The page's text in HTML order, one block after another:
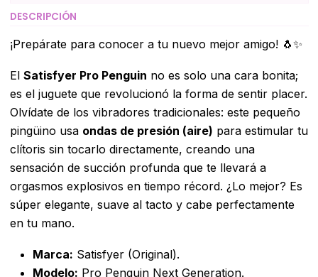
DESCRIPCIÓN
¡Prepárate para conocer a tu nuevo mejor amigo! 🐧✨
El Satisfyer Pro Penguin no es solo una cara bonita;
es el juguete que revolucionó la forma de sentir placer.
Olvídate de los vibradores tradicionales: este pequeño
pingüino usa ondas de presión (aire) para estimular tu
clítoris sin tocarlo directamente, creando una
sensación de succión profunda que te llevará a
orgasmos explosivos en tiempo récord. ¿Lo mejor? Es
súper elegante, suave al tacto y cabe perfectamente
en tu mano.
Marca: Satisfyer (Original).
Modelo: Pro Penguin Next Generation.